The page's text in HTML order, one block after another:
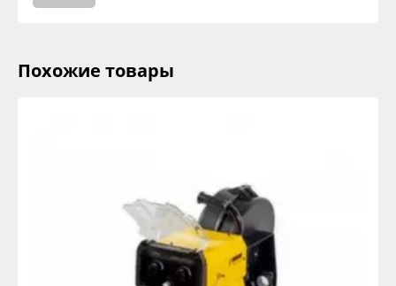
Похожие товары